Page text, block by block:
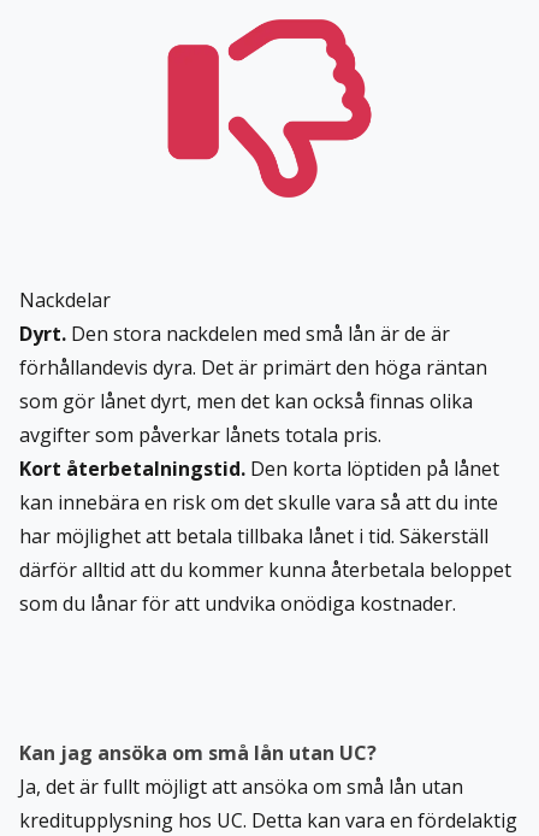
Nackdelar
Dyrt. Den stora nackdelen med små lån är de är
förhållandevis dyra. Det är primärt den höga räntan
som gör lånet dyrt, men det kan också finnas olika
avgifter som påverkar lånets totala pris.
Kort återbetalningstid. Den korta löptiden på lånet
kan innebära en risk om det skulle vara så att du inte
har möjlighet att betala tillbaka lånet i tid. Säkerställ
därför alltid att du kommer kunna återbetala beloppet
som du lånar för att undvika onödiga kostnader.
Kan jag ansöka om små lån utan UC?
Ja, det är fullt möjligt att ansöka om små lån utan
kreditupplysning hos UC. Detta kan vara en fördelaktig